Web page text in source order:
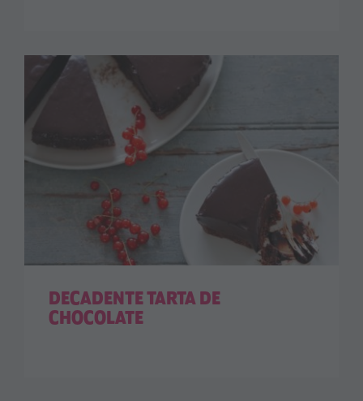
DECADENTE TARTA DE
CHOCOLATE